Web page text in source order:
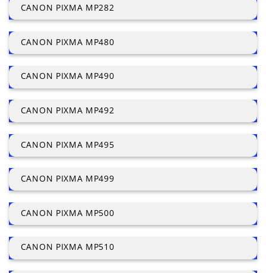
CANON PIXMA MP282
CANON PIXMA MP480
CANON PIXMA MP490
CANON PIXMA MP492
CANON PIXMA MP495
CANON PIXMA MP499
CANON PIXMA MP500
CANON PIXMA MP510